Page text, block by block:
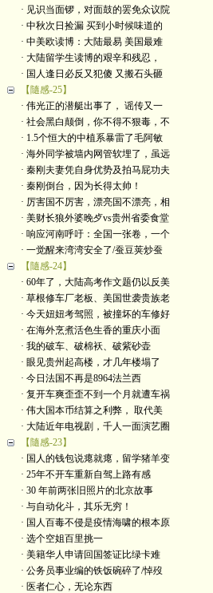
· 见识当面锣，对面鼓的罢免众议院
· 中秋次日捡漏 买到小时候味道的
· 中美欧读博：大陆最易 美国最难
· 大陆留学生读博的艰辛和残忍，
· 国人逢日必反又犯傻 又搬石头砸
【隨感-25】
· 伟光正的潜艇出事了， 谣传又一
· 社会黑白颠倒，你不得不狠毒，不
· 1.5个恒大的中植系暴雷了毛阿敏
· 海外同学被墙内网管软埋了，虽远
· 秦刚夫妻凭自身优势及拍马屁功夫
· 秦刚倒台，因为长得太帅！
· 厉害国不厉害，漂亮国不漂亮，相
· 美财长狼外婆晚歺vs贵州省委食堂
· 响应河南呼吁：全国一张卷，一个
· 一觉醒来湾湾安全了/蚕豆荚炒蚕
【隨感-24】
· 60年了，大陆高考作文题仍以反美
· 草根修车厂老板、美国世袭贵族老
· 今天妞妞考驾照，被撞坏的车修好
· 在海外烹煮活色生香的重庆小面
· 我的破车、破棉袄、破紫砂壶
· 眼见贵州起高楼，才几年楼塌了
· 今日法国不再是8964法兰西
· 复开车爽歪歪不到一个月就遭车祸
· 伟大国本币结算之利弊， 取代美
· 大陆近年电视剧，千人一面演艺圈
【隨感-23】
· 国人的钱包说瘪就瘪，留学猪羊变
· 25年不开车重新自驾上路有感
· 30 年前两张旧照片的北京故事
· 与自动化斗，其乐无穷！
· 国人百毒不侵是疫情海啸的根本原
· 选个空姐百里挑一
· 美籍华人申请回国签证比绿卡难
· 公务员事业编的铁饭碗碎了/悼歿
· 医者仁心，无论东西